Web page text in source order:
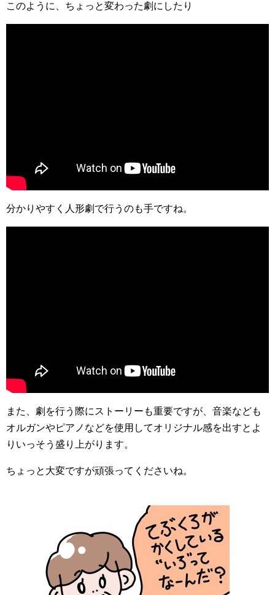
このように、ちょっと変わった劇にしたり
分かりやすく人形劇で行うのも手ですね。
また、劇を行う際にストーリーも重要ですが、音楽なども
オルガンやピアノなどを使用してオリジナル感を出すとよ
りいっそう盛り上がります。
ちょっと大変ですが頑張ってくださいね。